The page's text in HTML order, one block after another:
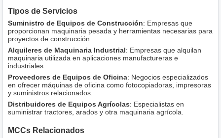
Tipos de Servicios
Suministro de Equipos de Construcción: Empresas que
proporcionan maquinaria pesada y herramientas necesarias para
proyectos de construcción.
Alquileres de Maquinaria Industrial: Empresas que alquilan
maquinaria utilizada en aplicaciones manufactureras e
industriales.
Proveedores de Equipos de Oficina: Negocios especializados
en ofrecer máquinas de oficina como fotocopiadoras, impresoras
y suministros relacionados.
Distribuidores de Equipos Agrícolas: Especialistas en
suministrar tractores, arados y otra maquinaria agrícola.
MCCs Relacionados